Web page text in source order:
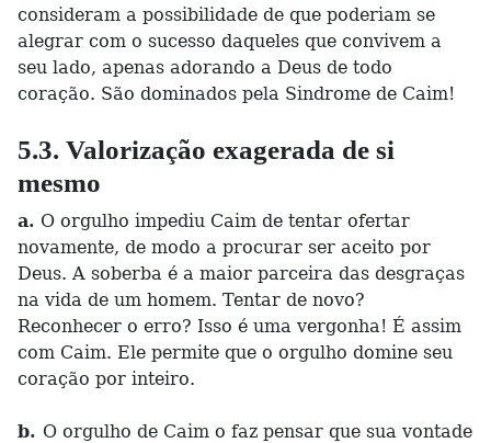
consideram a possibilidade de que poderiam se
alegrar com o sucesso daqueles que convivem a
seu lado, apenas adorando a Deus de todo
coração. São dominados pela Sindrome de Caim!
5.3. Valorização exagerada de si
mesmo
a. O orgulho impediu Caim de tentar ofertar
novamente, de modo a procurar ser aceito por
Deus. A soberba é a maior parceira das desgraças
na vida de um homem. Tentar de novo?
Reconhecer o erro? Isso é uma vergonha! É assim
com Caim. Ele permite que o orgulho domine seu
coração por inteiro.
b. O orgulho de Caim o faz pensar que sua vontade